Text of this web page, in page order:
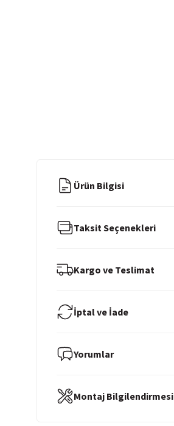
Ürün Bilgisi
Taksit Seçenekleri
Kargo ve Teslimat
İptal ve İade
Yorumlar
Montaj Bilgilendirmesi